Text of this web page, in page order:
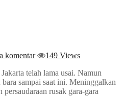
komentar
149 Views
telah lama usai. Namun
sampai saat ini. Meninggalkan
persaudaraan rusak gara-gara